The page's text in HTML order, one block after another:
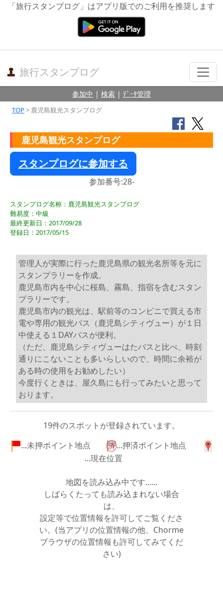
「旅行スタンプログ」はアプリ版でのご利用を推奨します
旅行スタンプログ
参加中 | 検索 | ﾃﾞｰﾀ管理
TOP> 鹿児島観光スタンプログ
鹿児島観光スタンプログ
スタンプログに参加する
参加番号:28-
スタンプログ名称：鹿児島観光スタンプログ
難易度：中級
最終更新日：2017/09/28
登録日：2017/05/15
管理人が実際に行った鹿児島県の観光名所等を元に
スタンプラリーを作成。
鹿児島市内を中心に桜島、霧島、指宿を含むスタン
プラリーです。
鹿児島市内の観光は、駅前等のコンビニで買える市
電や専用の観光バス（鹿児島シティヴュー）が１日
中使える１DAYパスが便利。
（ただ、鹿児島シティヴューはたバスと比べ、時刻
通りにこないことも多いらしいので、時間に余裕が
ある時の使用をお勧めしたい）
今度行くときは、屋久島にも行ってみたいと思って
おります。
19件のスポットが登録されています。
...未押ポイント地点
...押済ポイント地点
...現在位置
地図を読み込み中です......
しばらくたっても読み込まれない場合
は、
設定等で位置情報を許可してご覧くださ
い。(当アプリの位置情報の他、Chorme
ブラウザの位置情報も許可してみてくだ
さい)